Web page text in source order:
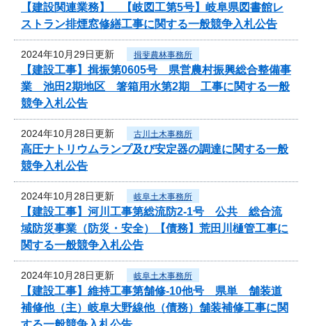
【建設関連業務】 【岐図工第5号】岐阜県図書館レ
ストラン排煙窓修繕工事に関する一般競争入札公告
2024年10月29日更新 揖斐農林事務所
【建設工事】揖振第0605号 県営農村振興総合整備事
業 池田2期地区 箸箱用水第2期 工事に関する一般
競争入札公告
2024年10月28日更新 古川土木事務所
高圧ナトリウムランプ及び安定器の調達に関する一般
競争入札公告
2024年10月28日更新 岐阜土木事務所
【建設工事】河川工事第総流防2-1号 公共 総合流
域防災事業（防災・安全）【債務】荒田川樋管工事に
関する一般競争入札公告
2024年10月28日更新 岐阜土木事務所
【建設工事】維持工事第舗修-10他号 県単 舗装道
補修他（主）岐阜大野線他（債務）舗装補修工事に関